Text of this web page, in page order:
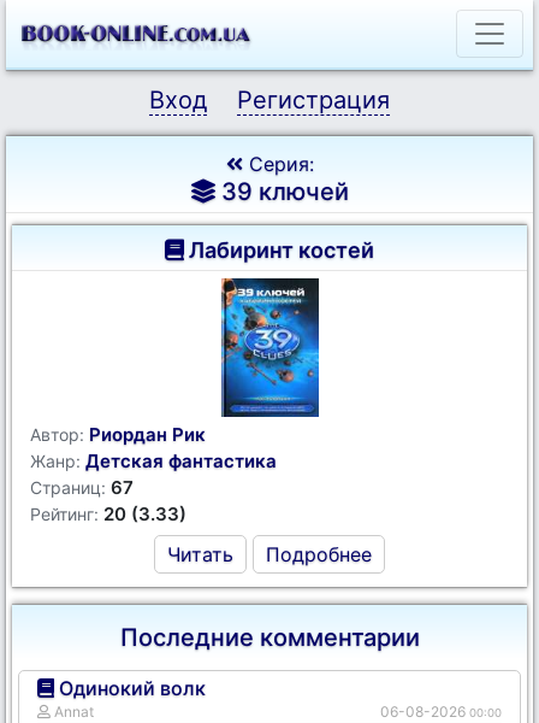
Вход Регистрация
Серия:
39 ключей
Лабиринт костей
Автор: Риордан Рик
Жанр: Детская фантастика
Страниц: 67
Рейтинг: 20 (3.33)
Читать Подробнее
Последние комментарии
Одинокий волк
Annat 06-08-2026 00:00